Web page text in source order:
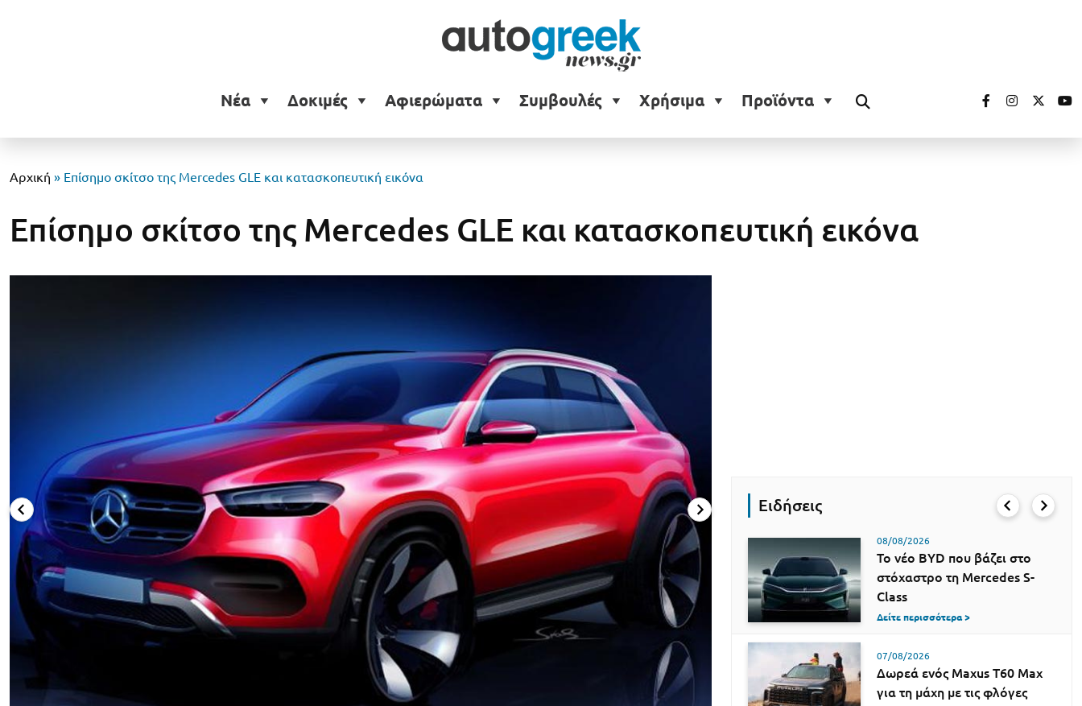
Νέα Δοκιμές Αφιερώματα Συμβουλές Χρήσιμα Προϊόντα
Αρχική » Επίσημο σκίτσο της Mercedes GLE και κατασκοπευτική εικόνα
Επίσημο σκίτσο της Mercedes GLE και κατασκοπευτική εικόνα
Ειδήσεις
08/08/2026
Το νέο BYD που βάζει στο
στόχαστρο τη Mercedes S-
Class
Δείτε περισσότερα >
07/08/2026
Δωρεά ενός Maxus T60 Max
για τη μάχη με τις φλόγες